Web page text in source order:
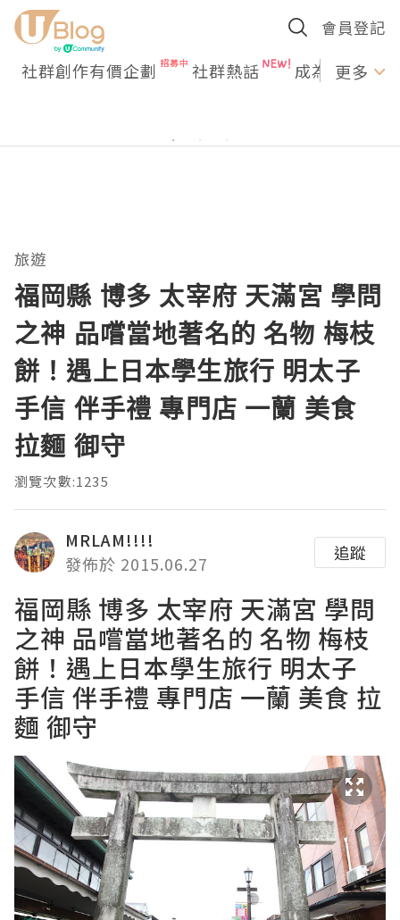
會員登記
社群創作有價企劃 社群熱話 成為U更多
旅遊
福岡縣 博多 太宰府 天滿宮 學問
之神 品嚐當地著名的 名物 梅枝
餅！遇上日本學生旅行 明太子
手信 伴手禮 專門店 一蘭 美食
拉麵 御守
瀏覽次數:1235
MRLAM!!!!
發佈於 2015.06.27
追蹤
福岡縣 博多 太宰府 天滿宮 學問
之神 品嚐當地著名的 名物 梅枝
餅！遇上日本學生旅行 明太子
手信 伴手禮 專門店 一蘭 美食 拉
麵 御守